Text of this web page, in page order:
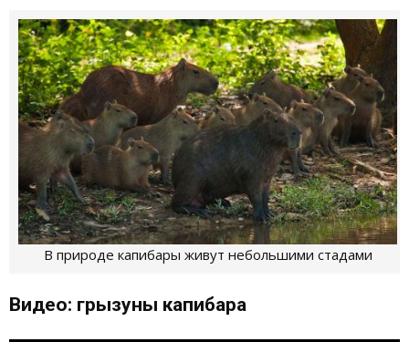
В природе капибары живут небольшими стадами
Видео: грызуны капибара